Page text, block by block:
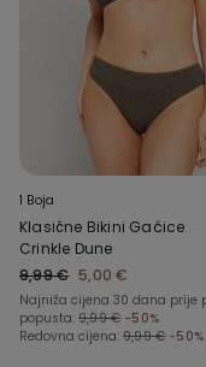
1 Boja
Klasične Bikini Gaćice
Crinkle Dune
9,99 € 5,00 €
Najniža cijena 30 dana prije
popusta: 9,99 € -50%
Redovna cijena: 9,99 € -50%